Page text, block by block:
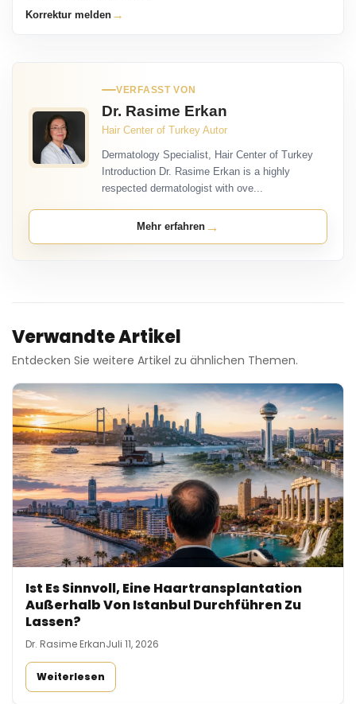
Korrektur melden →
VERFASST VON
Dr. Rasime Erkan
Hair Center of Turkey Autor
Dermatology Specialist, Hair Center of Turkey
Introduction Dr. Rasime Erkan is a highly
respected dermatologist with ove...
Mehr erfahren →
Verwandte Artikel
Entdecken Sie weitere Artikel zu ähnlichen Themen.
Ist Es Sinnvoll, Eine Haartransplantation
Außerhalb Von Istanbul Durchführen Zu
Lassen?
Dr. Rasime ErkanJuli 11, 2026
Weiterlesen